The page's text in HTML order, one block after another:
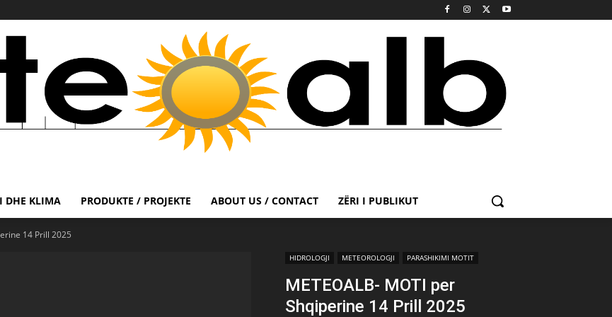
DHE KLIMA PRODUKTE / PROJEKTE ABOUT US / CONTACT ZËRI I PUBLIKUT
14 Prill 2025
HIDROLOGJI METEOROLOGJI PARASHIKIMI MOTIT
METEOALB- MOTI per
Shqiperine 14 Prill 2025